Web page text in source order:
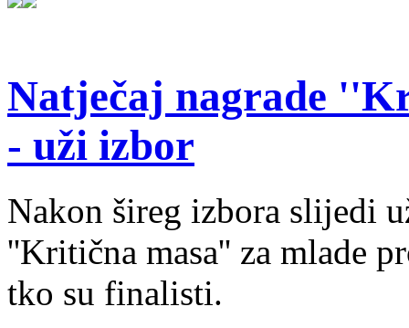
Natječaj nagrade
- uži izbor
Nakon šireg izbora slijedi
''Kritična masa'' za mlade
tko su finalisti.